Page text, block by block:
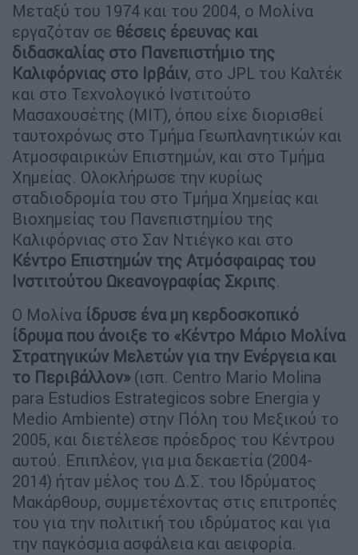
Μεταξύ του 1974 και του 2004, ο Μολίνα
εργαζόταν σε θέσεις έρευνας και
διδασκαλίας στο Πανεπιστήμιο της
Καλιφόρνιας στο Ιρβάιν, στο JPL του Καλτέκ
και στο Τεχνολογικό Ινστιτούτο
Μασαχουσέτης (MIT), όπου είχε διορισθεί
ταυτοχρόνως στο Τμήμα Γεωπλανητικών και
Ατμοσφαιρικών Επιστημών, και στο Τμήμα
Χημείας. Ολοκλήρωσε την κυρίως
σταδιοδρομία του στο Τμήμα Χημείας και
Βιοχημείας του Πανεπιστημίου της
Καλιφόρνιας στο Σαν Ντιέγκο και στο
Κέντρο Επιστημών της Ατμόσφαιρας του
Ινστιτούτου Ωκεανογραφίας Σκριπς.
Ο Μολίνα ίδρυσε ένα μη κερδοσκοπικό
ίδρυμα που άνοιξε το «Κέντρο Μάριο Μολίνα
Στρατηγικών Μελετών για την Ενέργεια και
το Περιβάλλον» (ισπ. Centro Mario Molina
para Estudios Estrategicos sobre Energia y
Medio Ambiente) στην Πόλη του Μεξικού το
2005, και διετέλεσε πρόεδρος του Κέντρου
αυτού. Επιπλέον, για μια δεκαετία (2004-
2014) ήταν μέλος του Δ.Σ. του Ιδρύματος
Μακάρθουρ, συμμετέχοντας στις επιτροπές
του για την πολιτική του ιδρύματος και για
την παγκόσμια ασφάλεια και αειφορία.